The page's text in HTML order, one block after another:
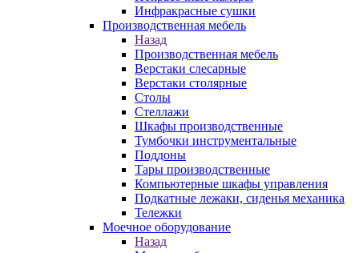
Инфракрасные сушки
Производственная мебель
Назад
Производственная мебель
Верстаки слесарные
Верстаки столярные
Столы
Стеллажи
Шкафы производственные
Тумбочки инструментальные
Поддоны
Тары производственные
Компьютерные шкафы управления
Подкатные лежаки, сиденья механика
Тележки
Моечное оборудование
Назад